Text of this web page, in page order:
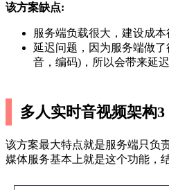
该方案缺点:
服务端负载很大，建设成本
延迟问题，因为服务端做
音，编码)，所以会带来延迟
多人实时音视频架构
该方案最大特点就是服务端只负
媒体服务基本上就是这个功能，